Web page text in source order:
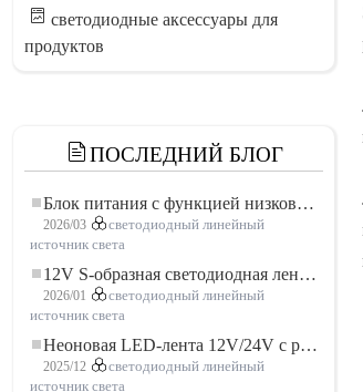
светодиодные аксессуары для
продуктов
ПОСЛЕДНИЙ БЛОГ
Блок питания с функцией низковольтного плавного пуска для LED освещения
2026/03
светодиодный линейный
источник света
12V S-образная светодиодная лента: гибкое и эффективное решение для современного освещения
2026/01
светодиодный линейный
источник света
Неоновая LED-лента 12V/24V с резкой по 3 светодиода: современное неоновое освещение для любого пространства
2025/12
светодиодный линейный
источник света